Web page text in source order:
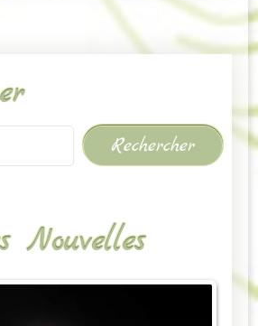
Rechercher
Nouvelles